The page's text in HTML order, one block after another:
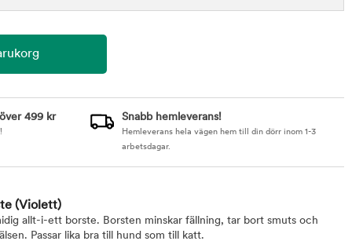
499 kr Snabb hemleverans!
Hemleverans hela vägen hem till din dörr inom 1-3
arbetsdagar.
(Violett)
allt-i-ett borste. Borsten minskar fällning, tar bort smuts och
Passar lika bra till hund som till katt.